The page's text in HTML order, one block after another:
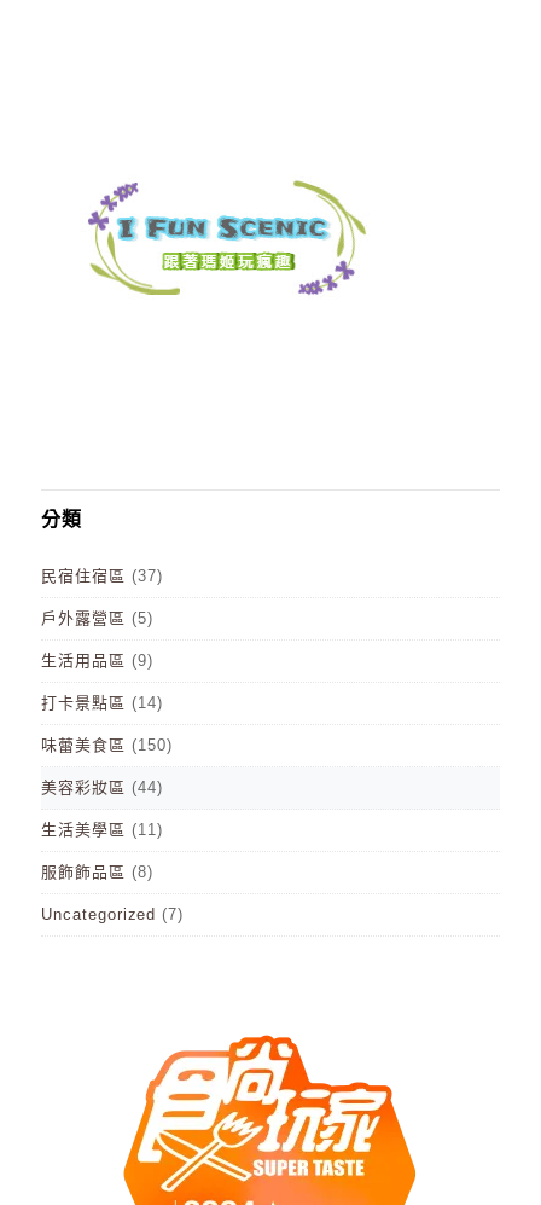
分類
民宿住宿區 (37)
戶外露營區 (5)
生活用品區 (9)
打卡景點區 (14)
味蕾美食區 (150)
美容彩妝區 (44)
生活美學區 (11)
服飾飾品區 (8)
Uncategorized (7)